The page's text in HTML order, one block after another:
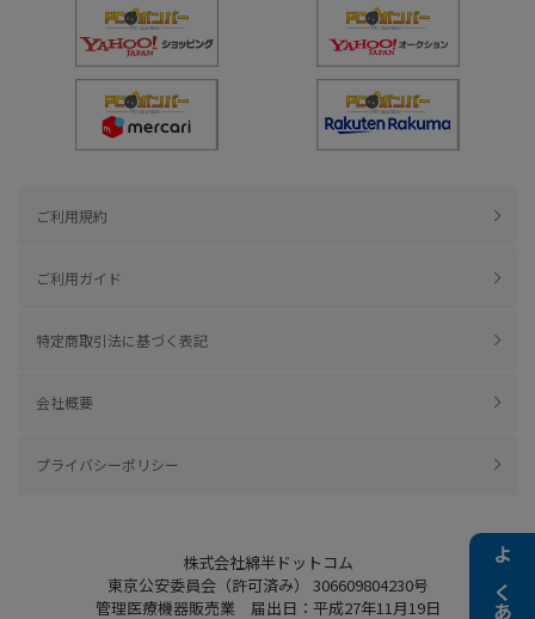
ご利用規約
ご利用ガイド
特定商取引法に基づく表記
会社概要
プライバシーポリシー
株式会社綿半ドットコム
東京公安委員会（許可済み） 306609804230号
管理医療機器販売業 届出日：平成27年11月19日